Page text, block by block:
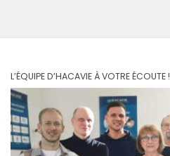
L’ÉQUIPE D’HACAVIE À VOTRE ÉCOUTE !